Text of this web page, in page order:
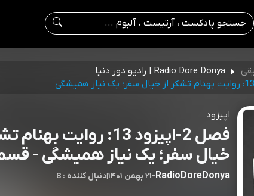
Radio Dore Donya | رادیو دور دنیا
اپیزود
فصل 2-اپیزود 13: روایت
خیال سفر؛ یک نیاز همیشگی -
RadioDoreDonya
-۲۱ بهمن ۱۴۰۱ |8 : دنبال کننده